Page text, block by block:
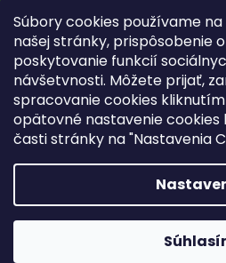
Súbory cookies používame
našej stránky, prispôsobenie
poskytovanie funkcií
návšetvnosti. Môžete prijať,
spracovanie cookies
opätovné nastavenie cookies
časti stránky na "Nastavenia
Pre firmy Poradenstvo
iliek.sk. Všetky
nastavenie